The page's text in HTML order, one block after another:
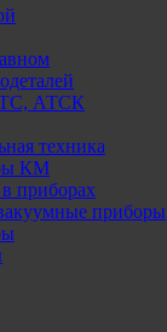
АТСК
техника
КМ
приборах
приборы